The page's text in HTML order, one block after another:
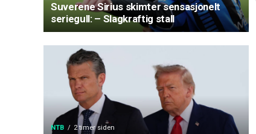
Suverene Sirius skimter sensasjonelt
seriegull: – Slagkraftig stall
NTB 2 timer siden